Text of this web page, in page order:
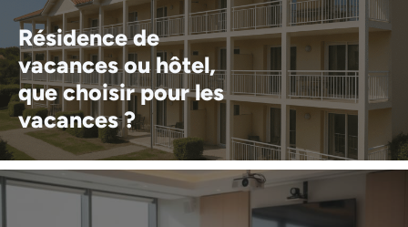
Résidence de
vacances ou hôtel,
que choisir pour les
vacances ?